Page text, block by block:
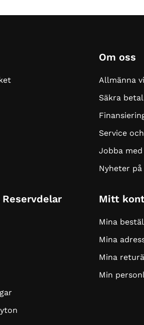
Om oss
Allmänna
Säkra
Service
Jobba med
Nyheter
Mitt
Mina
Mina
Mina
Min